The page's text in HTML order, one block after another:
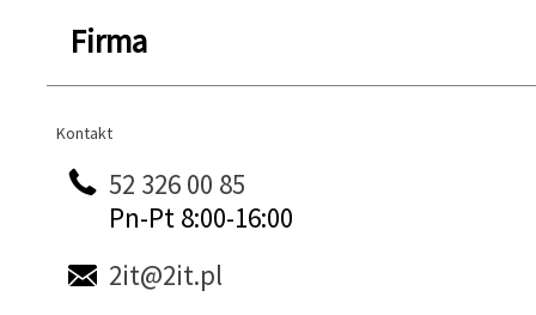
Firma
Kontakt
Kontakt
52 326 00 85
Pn-Pt 8:00-16:00
2it@2it.pl